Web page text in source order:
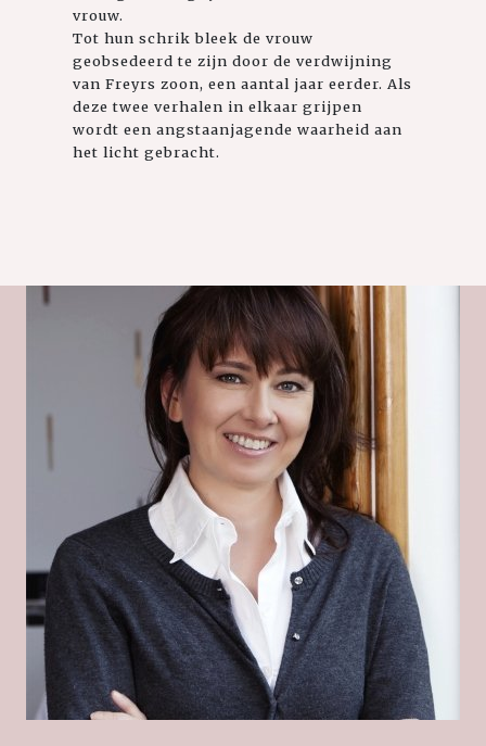
vrouw.
Tot hun schrik bleek de vrouw
geobsedeerd te zijn door de verdwijning
van Freyrs zoon, een aantal jaar eerder. Als
deze twee verhalen in elkaar grijpen
wordt een angstaanjagende waarheid aan
het licht gebracht.